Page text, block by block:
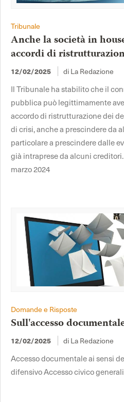
Tribunale
Anche la società in
accordi di
12/02/2025 di La Redazione
Il Tribunale ha stabilito che il
pubblica può legittimamente
accordo di ristrutturazione dei
di crisi, anche a prescindere da
particolare a prescindere dalle
già intraprese da alcuni
marzo 2024
Domande e Risposte
Sull'accesso
12/02/2025 di La Redazione
Accesso documentale ai sensi
difensivo Accesso civico